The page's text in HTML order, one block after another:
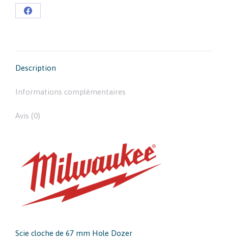
SABRE
CLOCHEPartager
Description
Informations complémentaires
Avis (0)
Scie cloche de 67 mm Hole Dozer